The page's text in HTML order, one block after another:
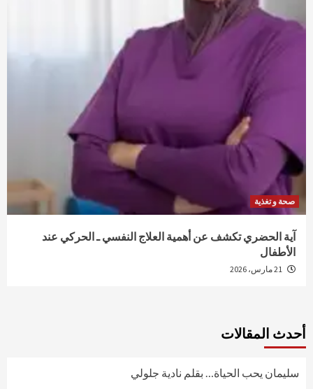
صحة و تغذية
آية الحضري تكشف عن أهمية العلاج النفسي ـ الحركي عند
الأطفال
أحدث المقالات
سليمان يحب الحياة… بقلم نادية جلولي